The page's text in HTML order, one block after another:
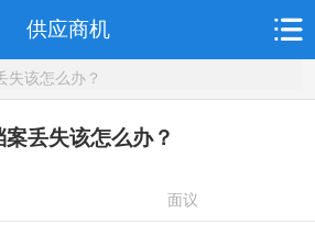
供应商机
失该怎么办？
案丢失该怎么办？
面议